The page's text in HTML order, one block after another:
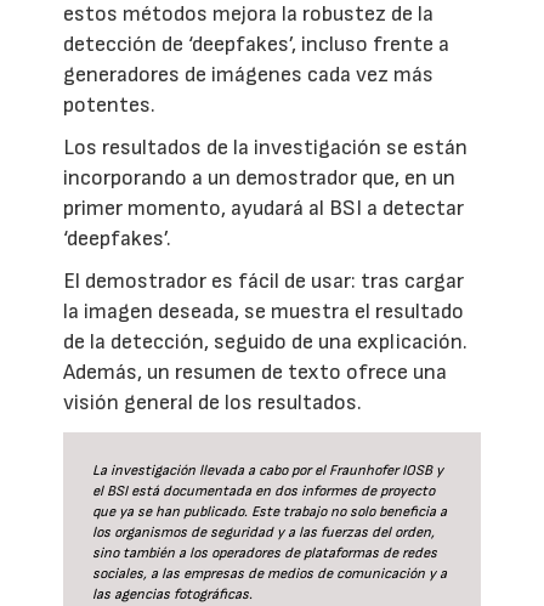
estos métodos mejora la robustez de la
detección de ‘deepfakes’, incluso frente a
generadores de imágenes cada vez más
potentes.
Los resultados de la investigación se están
incorporando a un demostrador que, en un
primer momento, ayudará al BSI a detectar
‘deepfakes’.
El demostrador es fácil de usar: tras cargar
la imagen deseada, se muestra el resultado
de la detección, seguido de una explicación.
Además, un resumen de texto ofrece una
visión general de los resultados.
La investigación llevada a cabo por el Fraunhofer IOSB y
el BSI está documentada en dos informes de proyecto
que ya se han publicado. Este trabajo no solo beneficia a
los organismos de seguridad y a las fuerzas del orden,
sino también a los operadores de plataformas de redes
sociales, a las empresas de medios de comunicación y a
las agencias fotográficas.